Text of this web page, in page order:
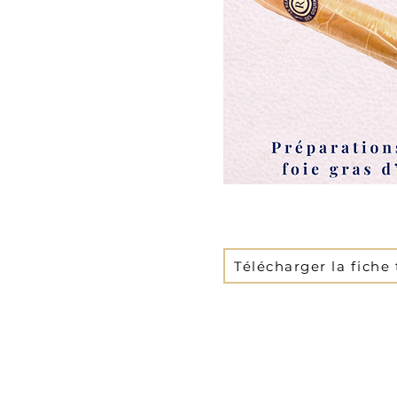
Télécharger la fiche